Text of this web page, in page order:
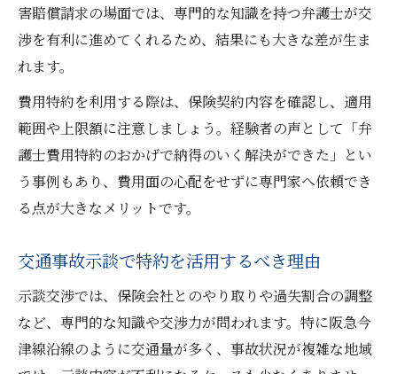
害賠償請求の場面では、専門的な知識を持つ弁護士が交
渉を有利に進めてくれるため、結果にも大きな差が生ま
れます。
費用特約を利用する際は、保険契約内容を確認し、適用
範囲や上限額に注意しましょう。経験者の声として「弁
護士費用特約のおかげで納得のいく解決ができた」とい
う事例もあり、費用面の心配をせずに専門家へ依頼でき
る点が大きなメリットです。
交通事故示談で特約を活用するべき理由
示談交渉では、保険会社とのやり取りや過失割合の調整
など、専門的な知識や交渉力が問われます。特に阪急今
津線沿線のように交通量が多く、事故状況が複雑な地域